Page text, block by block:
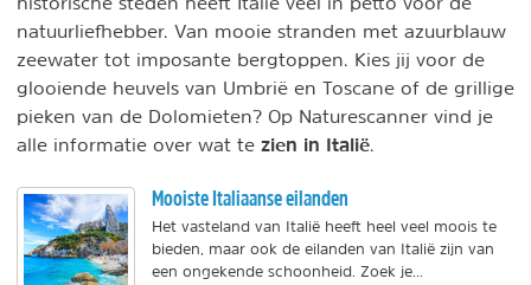
natuurliefhebber. Van mooie stranden met azuurblauw
zeewater tot imposante bergtoppen. Kies jij voor de
glooiende heuvels van Umbrië en Toscane of de grillige
pieken van de Dolomieten? Op Naturescanner vind je
alle informatie over wat te zien in Italië
Mooiste Italiaanse eilanden
Het vasteland van Italië heeft heel veel moois te
bieden, maar ook de eilanden van Italië zijn van
een ongekende schoonheid. Zoek je...